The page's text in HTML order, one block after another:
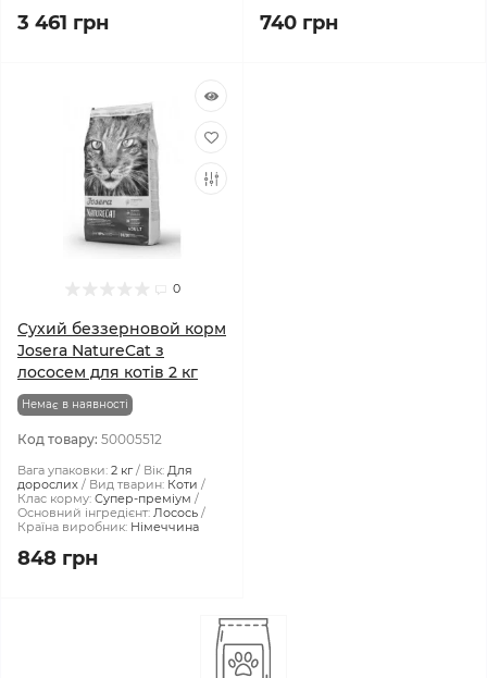
3 461 грн 740 грн
0
Сухий беззерновой корм
Josera NatureCat з
лососем для котів 2 кг
Немає в наявності
Код товару: 50005512
Вага упаковки: 2 кг Вік: Для
дорослих
Вид тварин: Коти
Клас корму: Супер-преміум
Основний інгредієнт: Лосось
Країна виробник: Німеччина
848 грн